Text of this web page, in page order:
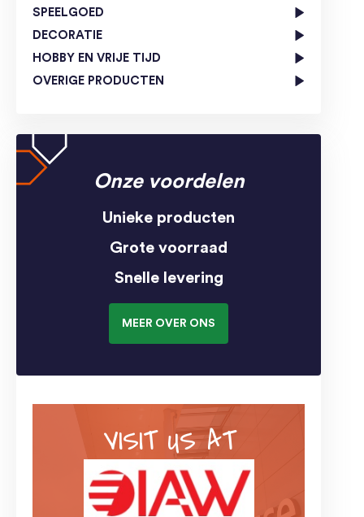
SPEELGOED
DECORATIE
HOBBY EN VRIJE TIJD
OVERIGE PRODUCTEN
Onze voordelen
Unieke producten
Grote voorraad
Snelle levering
MEER OVER ONS
VISIT US AT